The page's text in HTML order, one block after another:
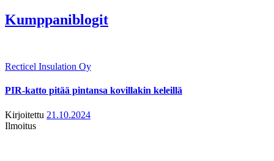
Kumppaniblogit
Recticel Insulation Oy
PIR-katto pitää pintansa kovillakin keleillä
Kirjoitettu 21.10.2024
Ilmoitus